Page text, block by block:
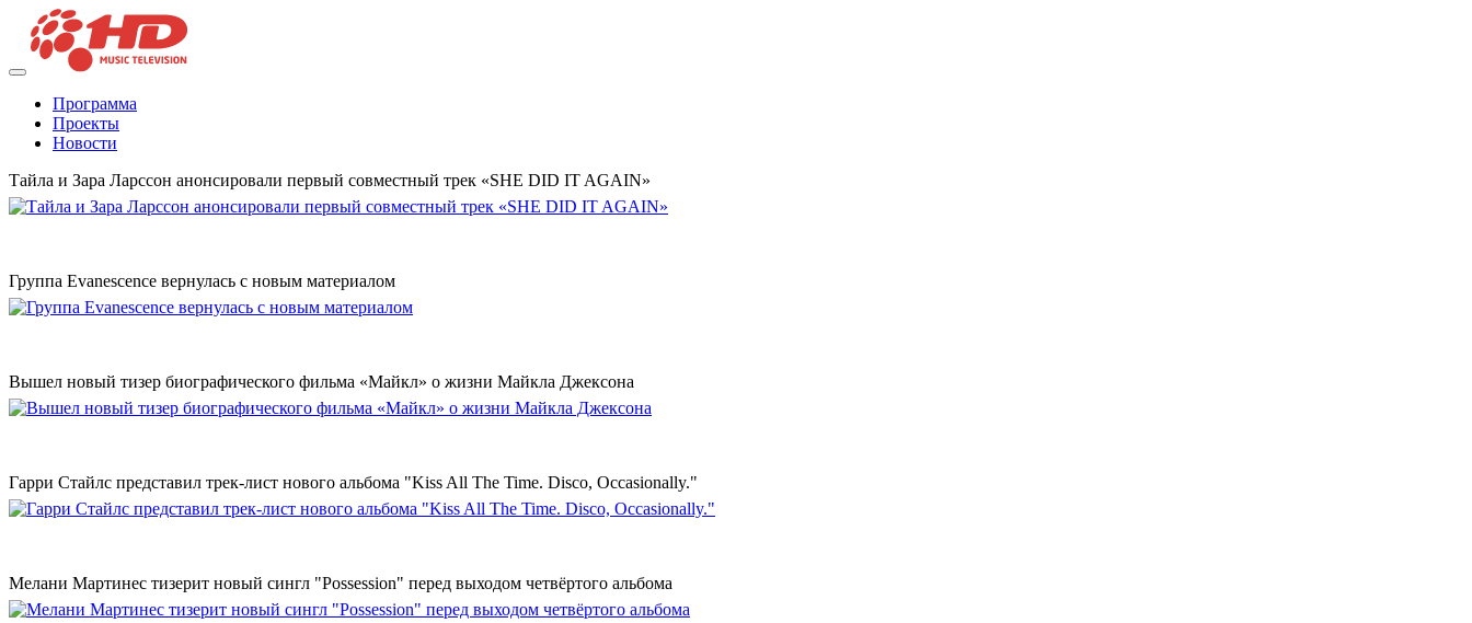
Программа
Проекты
Новости
Тайла и Зара Ларссон анонсировали первый совместный трек «SHE DID IT AGAIN»
Группа Evanescence вернулась с новым материалом
Вышел новый тизер биографического фильма «Майкл» о жизни Майкла Джексона
Гарри Стайлс представил трек-лист нового альбома "Kiss All The Time. Disco, Occasionally."
Мелани Мартинес тизерит новый сингл "Possession" перед выходом четвёртого альбома